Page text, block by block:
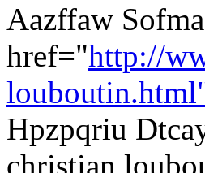
Aazffaw
href="http://
Hpzpqriu
christian